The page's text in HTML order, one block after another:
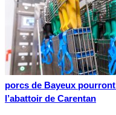
porcs de Bayeux
l’abattoir de Carentan